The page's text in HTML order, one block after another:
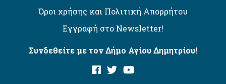
Όροι χρήσης και Πολιτική Απορρήτου
Εγγραφή στο Newsletter!
Συνδεθείτε με τον Δήμο Αγίου Δημητρίου!